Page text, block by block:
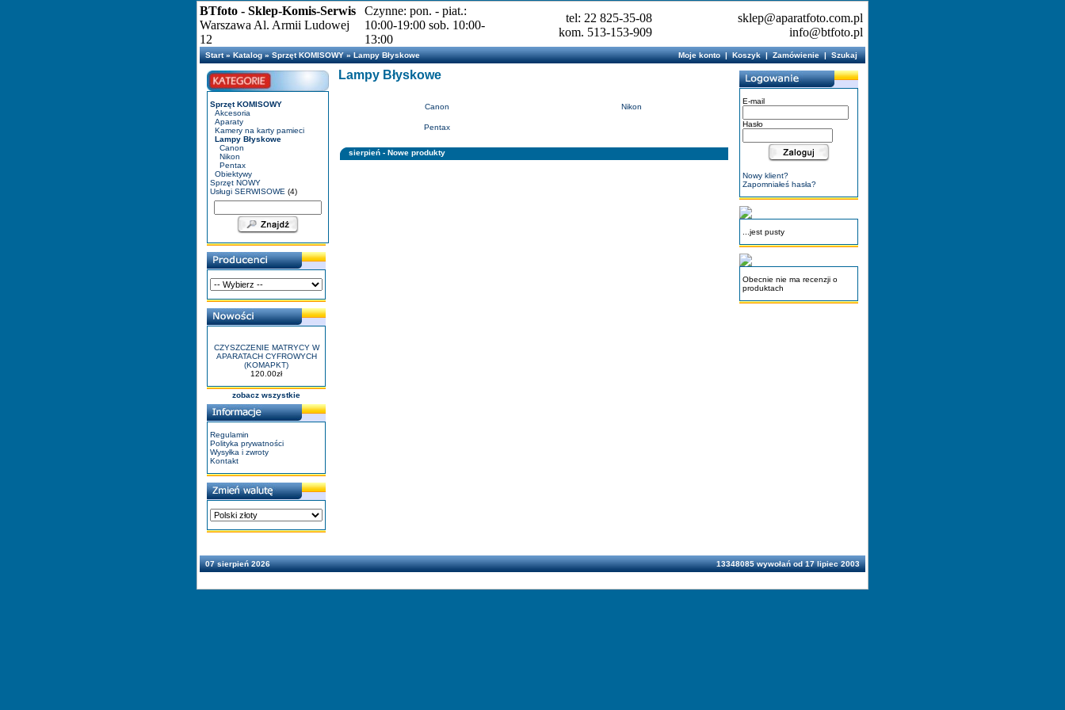
BTfoto - Sklep-Komis-Serwis
Warszawa Al. Armii Ludowej
12
Czynne: pon. - piat.:
10:00-19:00 sob. 10:00-
13:00
tel: 22 825-35-08
kom. 513-153-909
sklep@aparatfoto.com.pl
info@btfoto.pl
Start»Katalog»Sprzęt KOMISOWY»Lampy Błyskowe Moje konto|Koszyk|Zamówienie|Szukaj
Sprzęt KOMISOWY
Akcesoria
Aparaty
Kamery na karty pamieci
Lampy Błyskowe
Canon
Nikon
Pentax
Obiektywy
Sprzęt NOWY
Usługi SERWISOWE (4)
CZYSZCZENIE MATRYCY W
APARATACH CYFROWYCH
(KOMAPKT)
120.00zł
zobacz wszystkie
Regulamin
Polityka prywatności
Wysyłka i zwroty
Kontakt
Lampy Błyskowe
Canon Nikon
Pentax
sierpień - Nowe produkty
E-mail
Hasło
Nowy klient?
Zapomniałeś hasła?
...jest pusty
Obecnie nie ma recenzji o
produktach
07 sierpień 2026 13348085 wywołań od 17 lipiec 2003